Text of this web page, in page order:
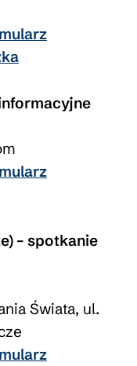
– spotkanie
Świata, ul.